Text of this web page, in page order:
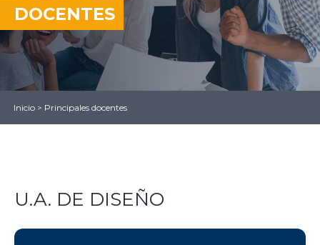
DOCENTES
Inicio > Principales docentes
U.A. DE DISEÑO